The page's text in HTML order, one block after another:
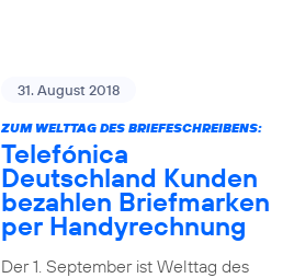
31. August 2018
ZUM WELTTAG DES BRIEFESCHREIBENS:
Telefónica
Deutschland Kunden
bezahlen Briefmarken
per Handyrechnung
Der 1. September ist Welttag des